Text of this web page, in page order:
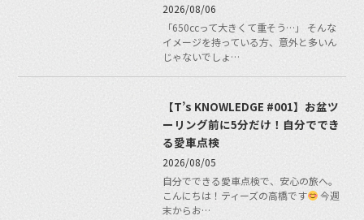
2026/08/06
「650ccって大きくて重そう…」 そんな
イメージを持っている方、意外と多いん
じゃないでしょ…
【T’s KNOWLEDGE #001】お盆ツ
ーリング前に5分だけ！自分ででき
る愛車点検
2026/08/05
自分でできる愛車点検で、安心の旅へ。
こんにちは！ティーズの高橋です
今週
末からお…